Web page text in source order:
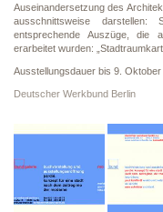
Auseinandersetzung des
ausschnittsweise
entsprechende Auszüge, die
erarbeitet wurden:
Ausstellungsdauer bis 9. Oktober
Deutscher Werkbund Berlin